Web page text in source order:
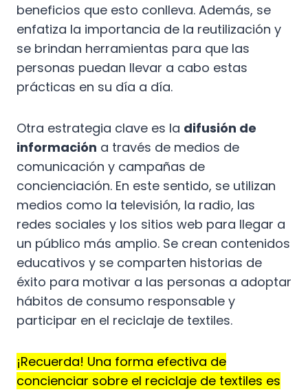
beneficios que esto conlleva. Además, se
enfatiza la importancia de la reutilización y
se brindan herramientas para que las
personas puedan llevar a cabo estas
prácticas en su día a día.
Otra estrategia clave es la difusión de
información a través de medios de
comunicación y campañas de
concienciación. En este sentido, se utilizan
medios como la televisión, la radio, las
redes sociales y los sitios web para llegar a
un público más amplio. Se crean contenidos
educativos y se comparten historias de
éxito para motivar a las personas a adoptar
hábitos de consumo responsable y
participar en el reciclaje de textiles.
¡Recuerda! Una forma efectiva de
concienciar sobre el reciclaje de textiles es